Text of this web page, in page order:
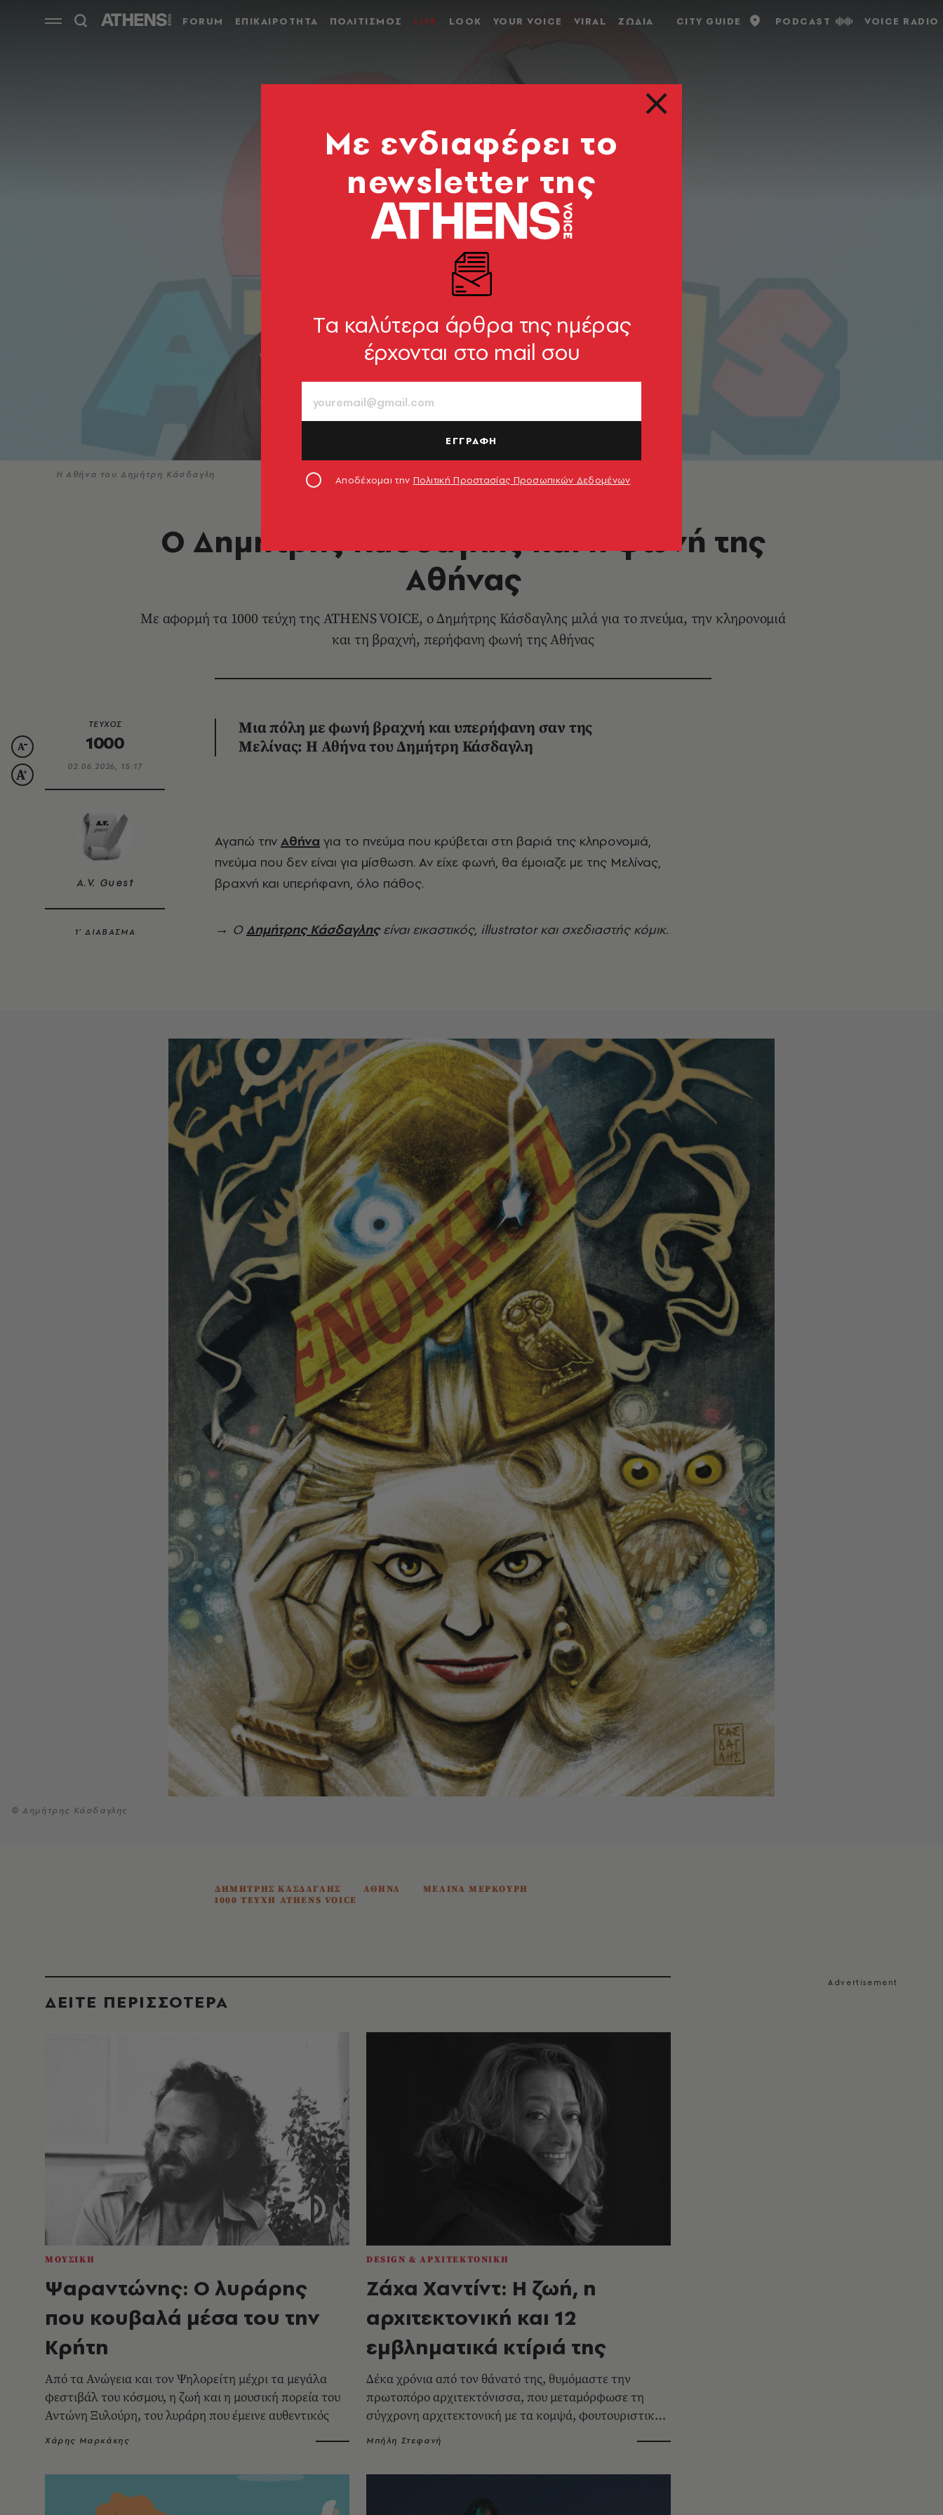
FORUM ΕΠΙΚΑΙΡΟΤΗΤΑ ΠΟΛΙΤΙΣΜΟΣ LIFE LOOK YOUR VOICE VIRAL ΖΩΔΙΑ CITY GUIDE PODCAST VOICE RADIO
Η Αθήνα του Δημήτρη Κάσδαγλη
Ο Δημήτρης Κάσδαγλης και η φωνή της
Αθήνας
Με αφορμή τα 1000 τεύχη της ATHENS VOICE, ο Δημήτρης Κάσδαγλης μιλά για το πνεύμα, την κληρονομιά
και τη βραχνή, περήφανη φωνή της Αθήνας
ΤΕΥΧΟΣ
1000
02.06.2026, 15:17
A.V. Guest
1’ ΔΙΑΒΑΣΜΑ
Μια πόλη με φωνή βραχνή και υπερήφανη σαν της
Μελίνας: Η Αθήνα του Δημήτρη Κάσδαγλη
Αγαπώ την Αθήνα για το πνεύμα που κρύβεται στη βαριά της κληρονομιά,
πνεύμα που δεν είναι για μίσθωση. Αν είχε φωνή, θα έμοιαζε με της Μελίνας,
βραχνή και υπερήφανη, όλο πάθος.
→ ΟΔημήτρης Κάσδαγληςείναι εικαστικός, illustrator και σχεδιαστής κόμικ.
© Δημήτρης Κάσδαγλης
ΔΗΜΗΤΡΗΣ ΚΑΣΔΑΓΛΗΣ ΑΘΗΝΑ
ΜΕΛΙΝΑ ΜΕΡΚΟΥΡΗ
1000 ΤΕΥΧΗ ATHENS VOICE
ΔΕΙΤΕ ΠΕΡΙΣΣΟΤΕΡΑ
ΜΟΥΣΙΚΗ
Ψαραντώνης: Ο λυράρης
που κουβαλά μέσα του την
Κρήτη
Από τα Ανώγεια και τον Ψηλορείτη μέχρι τα μεγάλα
φεστιβάλ του κόσμου, η ζωή και η μουσική πορεία του
Αντώνη Ξυλούρη, του λυράρη που έμεινε αυθεντικός
Χάρης Μαρκάκης
DESIGN & ΑΡΧΙΤΕΚΤΟΝΙΚΗ
Ζάχα Χαντίντ: Η ζωή, η
αρχιτεκτονική και 12
εμβληματικά κτίριά της
Δέκα χρόνια από τον θάνατό της, θυμόμαστε την
πρωτοπόρο αρχιτεκτόνισσα, που μεταμόρφωσε τη
σύγχρονη αρχιτεκτονική με τα κομψά, φουτουριστικά
έργα της
Μπήλη Στεφανή
Mε ενδιαφέρει το
newsletter της
Tα καλύτερα άρθρα της ημέρας
έρχονται στο mail σου
ΕΓΓΡΑΦΗ
Αποδέχομαι την Πολιτική Προστασίας Προσωπικών Δεδομένων